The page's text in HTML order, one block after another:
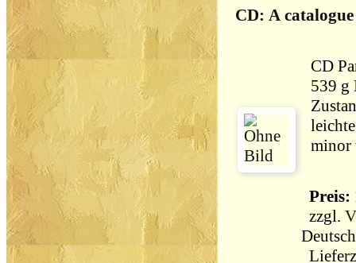
CD: A catalogue
CD
539 g
minor
Preis:
zzgl.